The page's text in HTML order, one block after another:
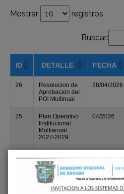
Mostrar registros
Buscar:
ID DETALLE FECHA
26
Resolucion de
Aprobacion del
POI Multinual
28/04/2026
25
Plan Operativo
Institucional
Multianual
2027-2029
04/2026
Implementacion
de Acciones
Estrategicas
Institucionales
(AEI)